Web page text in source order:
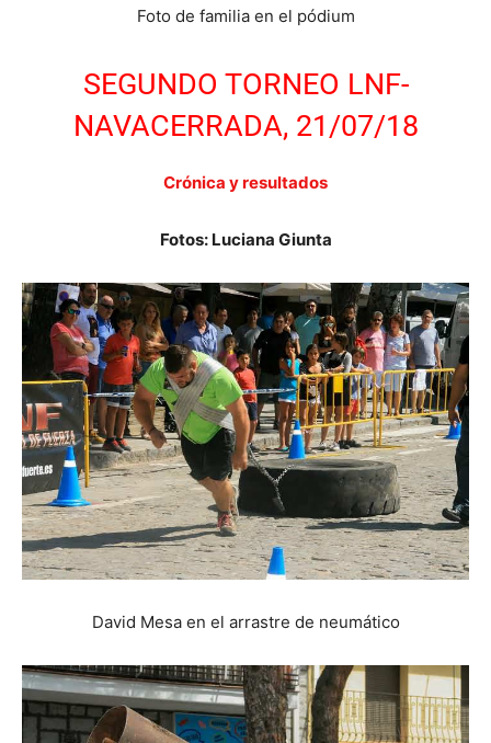
Foto de familia en el pódium
SEGUNDO TORNEO LNF-
NAVACERRADA, 21/07/18
Crónica y resultados
Fotos: Luciana Giunta
David Mesa en el arrastre de neumático